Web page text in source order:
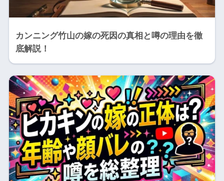
カンニング竹山の嫁の死因の真相と噂の理由を徹
底解説！